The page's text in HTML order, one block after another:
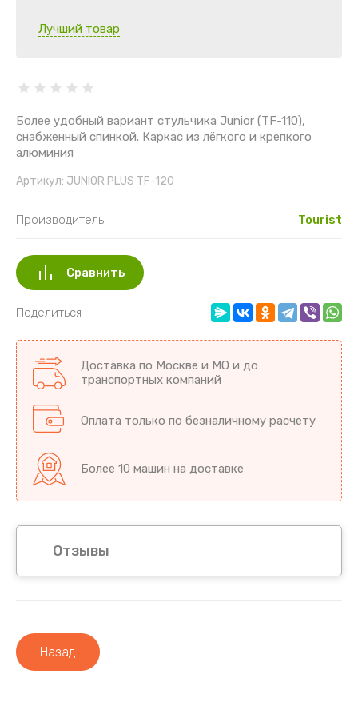
Лучший товар
Более удобный вариант стульчика Junior (TF-110),
снабженный спинкой. Каркас из лёгкого и крепкого
алюминия
Артикул: JUNIOR PLUS TF-120
Производитель Tourist
Сравнить
Поделиться
Доставка по Москве и МО и до
транспортных компаний
Оплата только по безналичному расчету
Более 10 машин на доставке
Отзывы
Назад